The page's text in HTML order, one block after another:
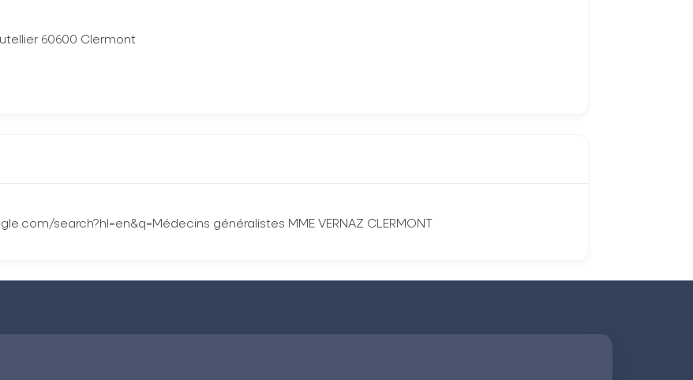
60600 Clermont
search?hl=en&q=Médecins généralistes MME VERNAZ CLERMONT